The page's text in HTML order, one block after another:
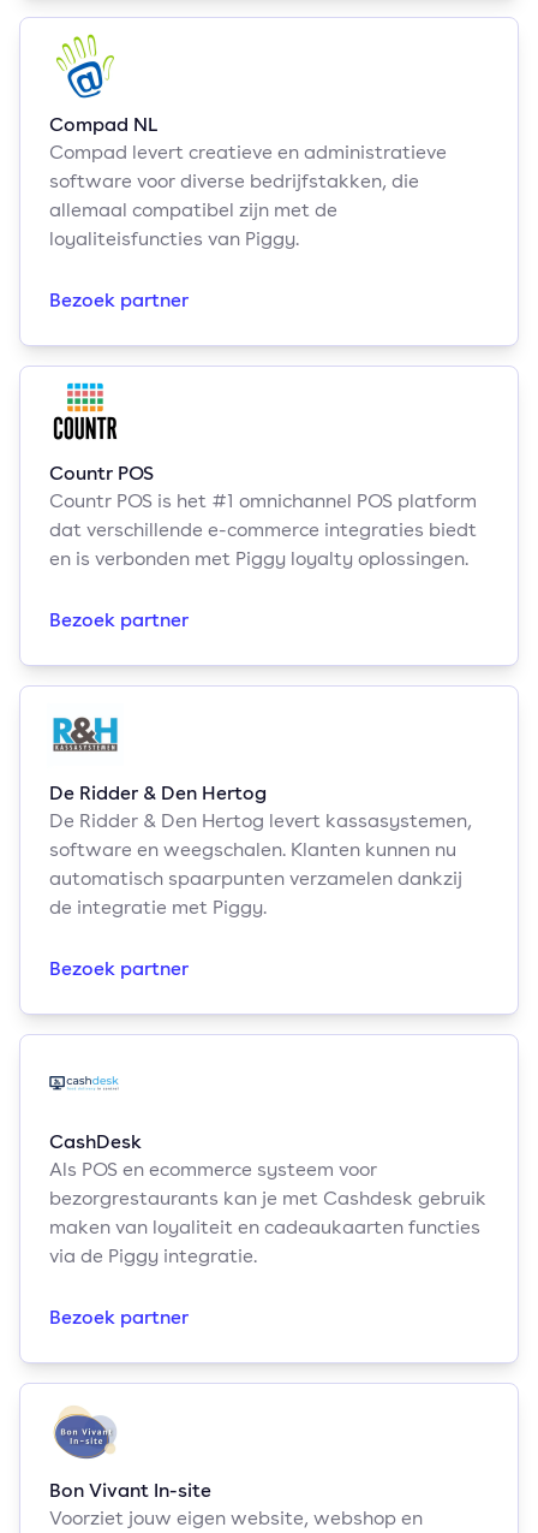
Compad NL
Compad levert creatieve en administratieve
software voor diverse bedrijfstakken, die
allemaal compatibel zijn met de
loyaliteisfuncties van Piggy.
Bezoek partner
Countr POS
Countr POS is het #1 omnichannel POS platform
dat verschillende e-commerce integraties biedt
en is verbonden met Piggy loyalty oplossingen.
Bezoek partner
De Ridder & Den Hertog
De Ridder & Den Hertog levert kassasystemen,
software en weegschalen. Klanten kunnen nu
automatisch spaarpunten verzamelen dankzij
de integratie met Piggy.
Bezoek partner
CashDesk
Als POS en ecommerce systeem voor
bezorgrestaurants kan je met Cashdesk gebruik
maken van loyaliteit en cadeaukaarten functies
via de Piggy integratie.
Bezoek partner
Bon Vivant In-site
Voorziet jouw eigen website, webshop en